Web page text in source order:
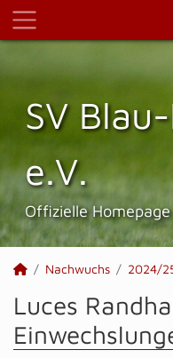
SV
e.V.
Offizielle
Nachwuchs 2024/
Luces